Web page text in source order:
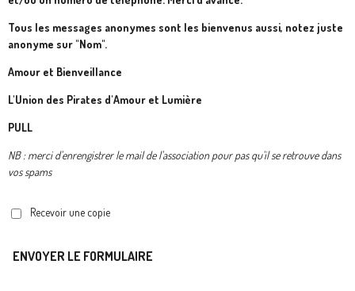
Tous les messages anonymes sont les bienvenus aussi, notez juste
anonyme sur "Nom".
Amour et Bienveillance
L'Union des Pirates d'Amour et Lumière
PULL
NB : merci d'enrengistrer le mail de l'association pour pas qu'il se retrouve dans
vos spams
Recevoir une copie
ENVOYER LE FORMULAIRE